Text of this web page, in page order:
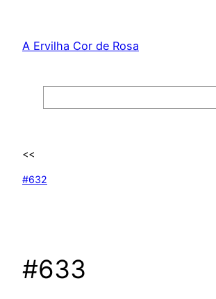
content
A Ervilha Cor de Rosa
<<
#632
#633